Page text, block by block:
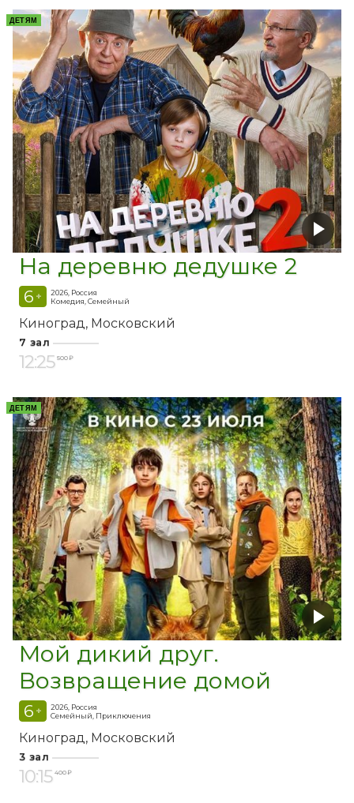
ДЕТЯМ
На деревню дедушке 2
6 +
2026, Россия
Комедия, Семейный
Киноград Московский
7 зал
12:25 500 ₽
ДЕТЯМ
Мой дикий друг.
Возвращение домой
6 +
2026, Россия
Семейный, Приключения
Киноград Московский
3 зал
10:15 400 ₽